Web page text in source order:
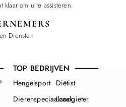
klaar om u te assisteren.
Diensten
TOP BEDRIJVEN
Hengelsport
Dierenspeciaalzaak
Diëtist
Loodgieter